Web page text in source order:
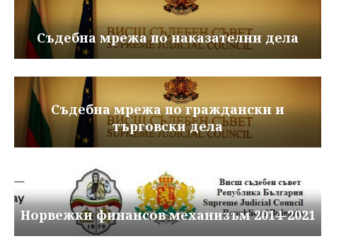
Съдебна мрежа по наказателни дела
Съдебна мрежа по граждански и
търговски дела
Норвежки финансов механизъм 2014-2021